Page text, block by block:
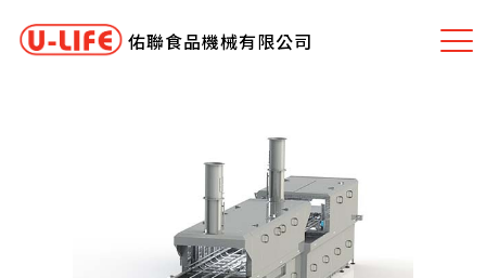
佑聯食品機械有限公司